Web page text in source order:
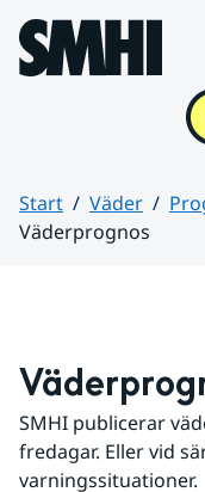
Hoppa till sidans
Start Väder
Väderprognos
SMHI publicerar
fredagar. Eller vid
varningssituationer.